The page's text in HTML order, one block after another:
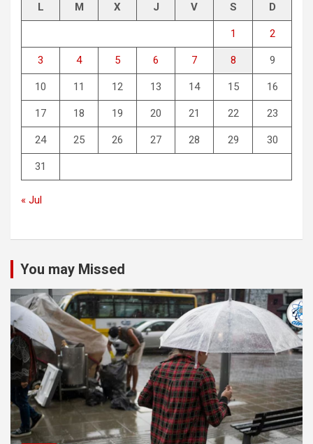
L M X J V S D
1 2
3 4 5 6 7 8 9
10 11 12 13 14 15 16
17 18 19 20 21 22 23
24 25 26 27 28 29 30
31
« Jul
You may Missed